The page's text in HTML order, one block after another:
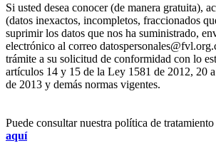
Si usted desea conocer (de manera gratuita),
(datos inexactos, incompletos, fraccionados
suprimir los datos que nos ha suministrado,
electrónico al correo
trámite a su solicitud de conformidad con lo
artículos 14 y 15 de la Ley 1581 de 2012, 20
de 2013 y demás normas vigentes.
Puede consultar nuestra política de
aquí